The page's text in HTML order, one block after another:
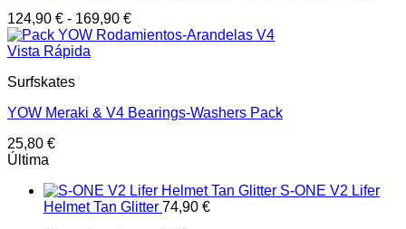
124,90 € - 169,90 €
Vista Rápida
Surfskates
YOW Meraki & V4 Bearings-Washers Pack
25,80 €
Última
S-ONE V2 Lifer
Helmet Tan Glitter 74,90 €